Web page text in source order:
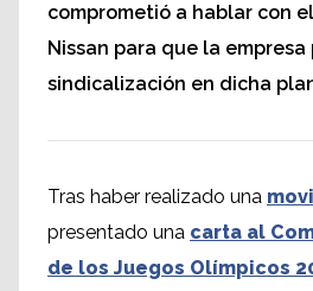
comprometió a hablar con
Nissan para que la
sindicalización en dicha
Tras haber realizado una
presentado una carta al
de los Juegos Olímpicos